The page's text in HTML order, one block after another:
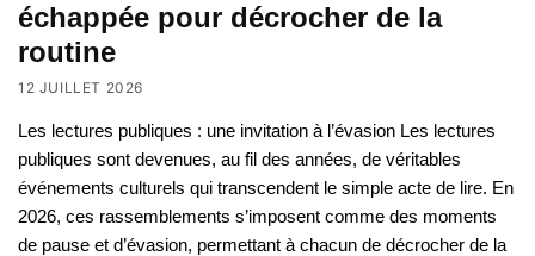
échappée pour décrocher de la
routine
12 JUILLET 2026
Les lectures publiques : une invitation à l’évasion Les lectures
publiques sont devenues, au fil des années, de véritables
événements culturels qui transcendent le simple acte de lire. En
2026, ces rassemblements s’imposent comme des moments
de pause et d’évasion, permettant à chacun de décrocher de la